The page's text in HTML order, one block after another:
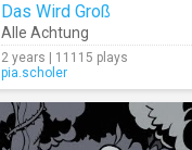
Das Wird Groß
Alle Achtung
2 years | 11115 plays
pia.scholer